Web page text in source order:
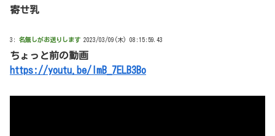
寄せ乳
3: 名無しがお送りします 2023/03/09(木) 08:15:59.43
ちょっと前の動画
https://youtu.be/ImB_7ELB3Bo